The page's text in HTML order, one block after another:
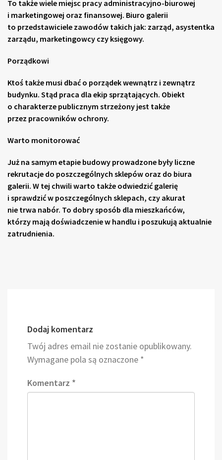
To także wiele miejsc pracy administracyjno-biurowej
i marketingowej oraz finansowej. Biuro galerii
to przedstawiciele zawodów takich jak: zarząd, asystentka
zarządu, marketingowcy czy księgowy.
Porządkowi
Ktoś także musi dbać o porządek wewnątrz i zewnątrz
budynku. Stąd praca dla ekip sprzątających. Obiekt
o charakterze publicznym strzeżony jest także
przez pracowników ochrony.
Warto monitorować
Już na samym etapie budowy prowadzone były liczne
rekrutacje do poszczególnych sklepów oraz do biura
galerii. W tej chwili warto także odwiedzić galerię
i sprawdzić w poszczególnych sklepach, czy akurat
nie trwa nabór. To dobry sposób dla mieszkańców,
którzy mają doświadczenie w handlu i poszukują aktualnie
zatrudnienia.
Dodaj komentarz
Twój adres email nie zostanie opublikowany.
Wymagane pola są oznaczone *
Komentarz *